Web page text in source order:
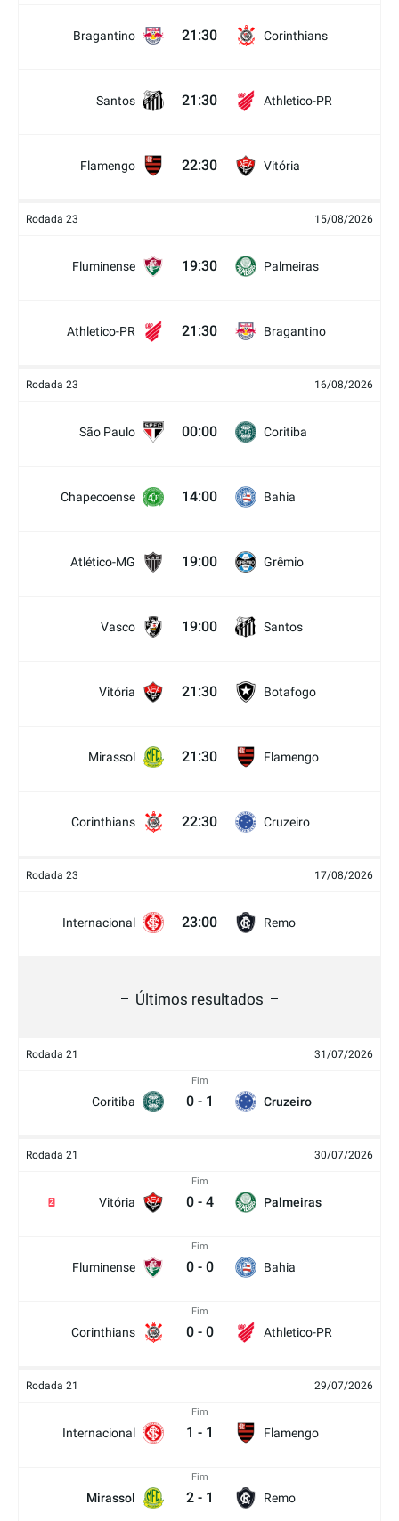
Bragantino 21:30 Corinthians
Santos 21:30 Athletico-PR
Flamengo 22:30 Vitória
Rodada 23 15/08/2026
Fluminense 19:30 Palmeiras
Athletico-PR 21:30 Bragantino
Rodada 23 16/08/2026
São Paulo 00:00 Coritiba
Chapecoense 14:00 Bahia
Atlético-MG 19:00 Grêmio
Vasco 19:00 Santos
Vitória 21:30 Botafogo
Mirassol 21:30 Flamengo
Corinthians 22:30 Cruzeiro
Rodada 23 17/08/2026
Internacional 23:00 Remo
Últimos resultados
Rodada 21 31/07/2026
Coritiba
Fim
0 - 1 Cruzeiro
Rodada 21 30/07/2026
Vitória
2
Fim
0 - 4 Palmeiras
Fluminense
Fim
0 - 0 Bahia
Corinthians
Fim
0 - 0 Athletico-PR
Rodada 21 29/07/2026
Internacional
Fim
1 - 1 Flamengo
Mirassol
Fim
2 - 1 Remo